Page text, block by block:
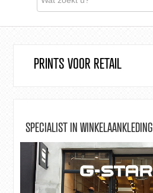
RETAIL PROJECTEN
CONTACT
PRINTS VOOR RETAIL
SPECIALIST IN WINKELAANKLEDING